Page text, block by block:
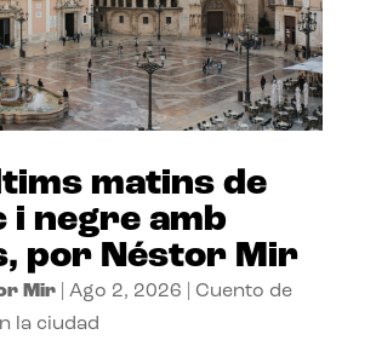
matins de
i negre amb
por Néstor Mir
Mir| Ago 2, 2026
Cuento de
la ciudad